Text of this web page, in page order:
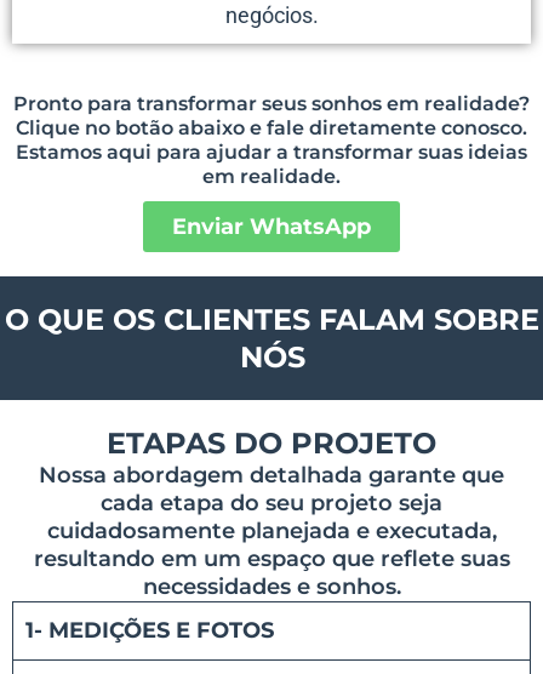
negócios.
Pronto para transformar seus sonhos em realidade?
Clique no botão abaixo e fale diretamente conosco.
Estamos aqui para ajudar a transformar suas ideias
em realidade.
Enviar WhatsApp
O QUE OS CLIENTES FALAM SOBRE
NÓS
ETAPAS DO PROJETO
Nossa abordagem detalhada garante que
cada etapa do seu projeto seja
cuidadosamente planejada e executada,
resultando em um espaço que reflete suas
necessidades e sonhos.
1- MEDIÇÕES E FOTOS